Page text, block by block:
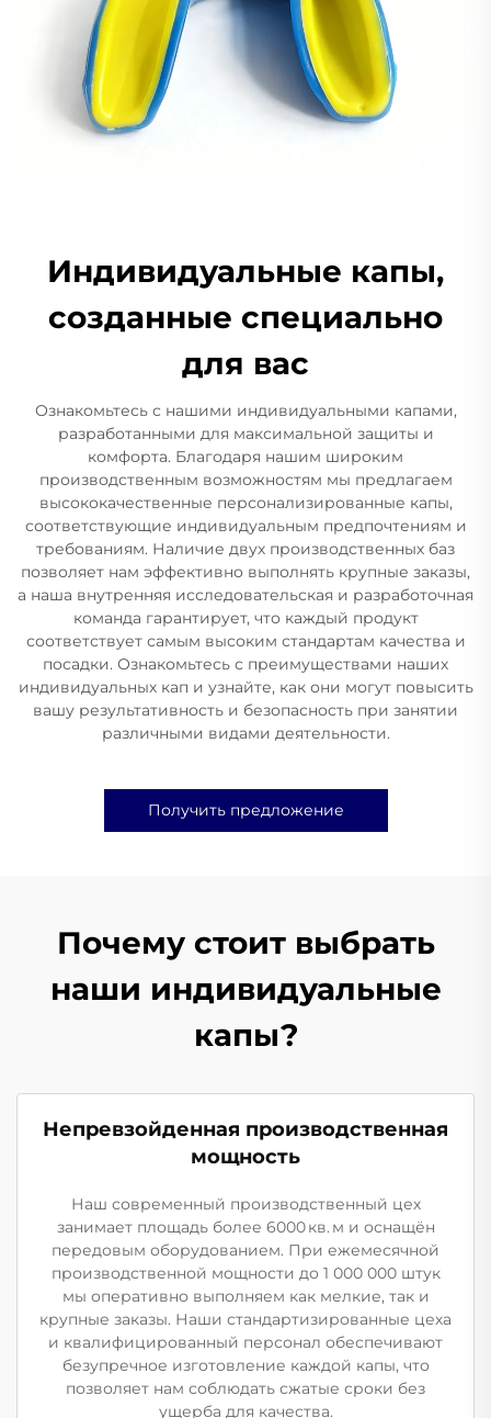
Индивидуальные капы,
созданные специально
для вас
Ознакомьтесь с нашими индивидуальными капами,
разработанными для максимальной защиты и
комфорта. Благодаря нашим широким
производственным возможностям мы предлагаем
высококачественные персонализированные капы,
соответствующие индивидуальным предпочтениям и
требованиям. Наличие двух производственных баз
позволяет нам эффективно выполнять крупные заказы,
а наша внутренняя исследовательская и разработочная
команда гарантирует, что каждый продукт
соответствует самым высоким стандартам качества и
посадки. Ознакомьтесь с преимуществами наших
индивидуальных кап и узнайте, как они могут повысить
вашу результативность и безопасность при занятии
различными видами деятельности.
Получить предложение
Почему стоит выбрать
наши индивидуальные
капы?
Непревзойденная производственная
мощность
Наш современный производственный цех
занимает площадь более 6000 кв. м и оснащён
передовым оборудованием. При ежемесячной
производственной мощности до 1 000 000 штук
мы оперативно выполняем как мелкие, так и
крупные заказы. Наши стандартизированные цеха
и квалифицированный персонал обеспечивают
безупречное изготовление каждой капы, что
позволяет нам соблюдать сжатые сроки без
ущерба для качества.